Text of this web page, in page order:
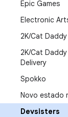
Epic Games
Electronic
2K/Cat Daddy
2K/Cat
Delivery
Spokko
Novo estado
Devsisters